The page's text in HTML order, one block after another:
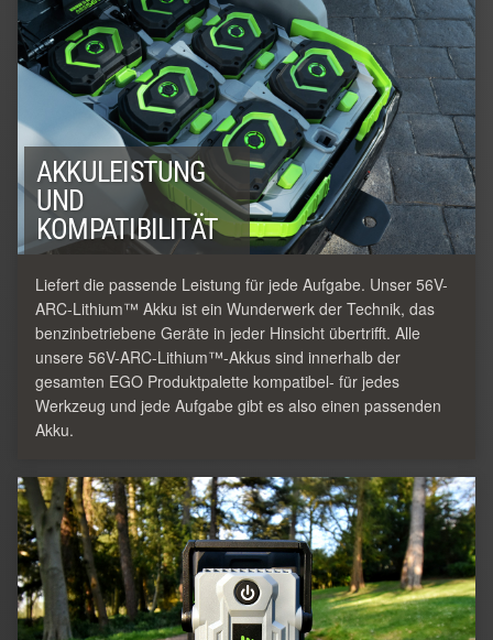
AKKULEISTUNG
UND
KOMPATIBILITÄT
Liefert die passende Leistung für jede Aufgabe. Unser 56V-
ARC-Lithium™ Akku ist ein Wunderwerk der Technik, das
benzinbetriebene Geräte in jeder Hinsicht übertrifft. Alle
unsere 56V-ARC-Lithium™-Akkus sind innerhalb der
gesamten EGO Produktpalette kompatibel- für jedes
Werkzeug und jede Aufgabe gibt es also einen passenden
Akku.